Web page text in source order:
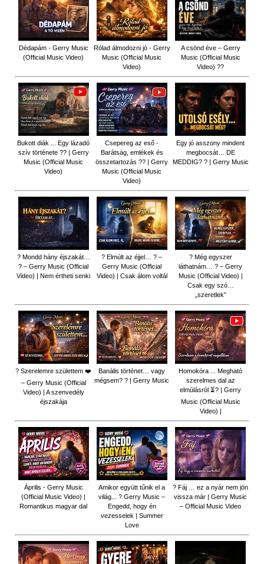
Dédapám - Gerry Music
(Official Music Video)
Rólad álmodozni jó - Gerry
Music (Official Music
Video)
A csönd éve – Gerry
Music (Official Music
Video) ??
Bukott diák ... Egy lázadó
szív története ?? | Gerry
Music (Official Music
Video)
Csepereg az eső -
Barátság, emlékek és
összetartozás ?️? | Gerry
Music (Official Music
Video)
Egy jó asszony mindent
megbocsát… DE
MEDDIG? ? | Gerry Music
? Mondd hány éjszakát…
? – Gerry Music (Official
Video) | Nem értheti senki
? Elmúlt az éjjel… ? –
Gerry Music (Official
Video) | Csak álom voltál
? Még egyszer
láthatnám… ? – Gerry
Music (Official Video) |
Csak egy szó…
„szeretlek”
? Szerelemre születtem ❤️
– Gerry Music (Official
Video) | A szenvedély
éjszakája
Banális történet… vagy
mégsem? ? | Gerry Music
Homokóra ... Megható
szerelmes dal az
elmúlásról ⏳? | Gerry
Music (Official Music
Video) |
Április - Gerry Music
(Official Music Video) |
Romantikus magyar dal
Amikor együtt tűnik el a
világ... ? Gerry Music –
Engedd, hogy én
vezesselek | Summer
Love
? Fáj … ez a nyár nem jön
vissza már | Gerry Music
– Official Music Video